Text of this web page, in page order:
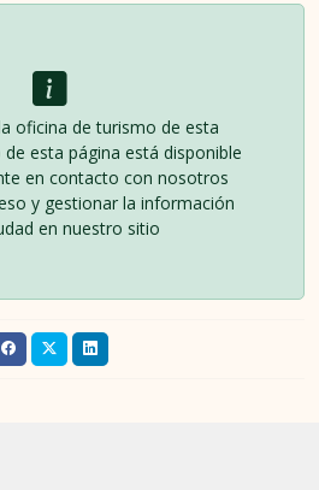
oficina de turismo de esta
de esta página está disponible
en contacto con nosotros
y gestionar la información
en nuestro sitio